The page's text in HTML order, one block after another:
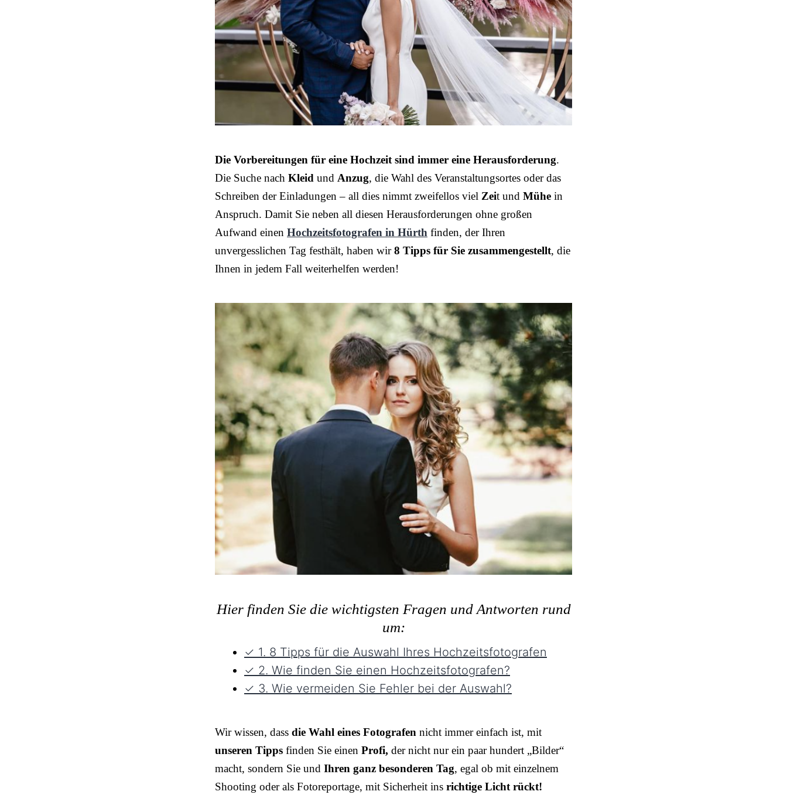
Die Vorbereitungen für eine Hochzeit sind immer eine Herausforderung.
Die Suche nach Kleid und Anzug, die Wahl des Veranstaltungsortes oder das
Schreiben der Einladungen – all dies nimmt zweifellos viel Zeit und Mühe in
Anspruch. Damit Sie neben all diesen Herausforderungen ohne großen
Aufwand einen Hochzeitsfotografen in Hürth finden, der Ihren
unvergesslichen Tag festhält, haben wir8 Tipps für Sie zusammengestellt, die
Ihnen in jedem Fall weiterhelfen werden!
Hier finden Sie die wichtigsten Fragen und Antworten rund
um:
✓ 1. 8 Tipps für die Auswahl Ihres Hochzeitsfotografen
✓ 2. Wie finden Sie einen Hochzeitsfotografen?
✓ 3. Wie vermeiden Sie Fehler bei der Auswahl?
Wir wissen, dass die Wahl eines Fotografen nicht immer einfach ist, mit
unseren Tipps finden Sie einen Profi, der nicht nur ein paar hundert „Bilder“
macht, sondern Sie und Ihren ganz besonderen Tag, egal ob mit einzelnem
Shooting oder als Fotoreportage, mit Sicherheit ins richtige Licht rückt!